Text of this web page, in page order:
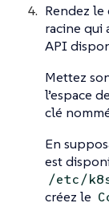
Rendez
racine qui
API
Mettez
l’espace
clé
En
est
/etc/
créez le